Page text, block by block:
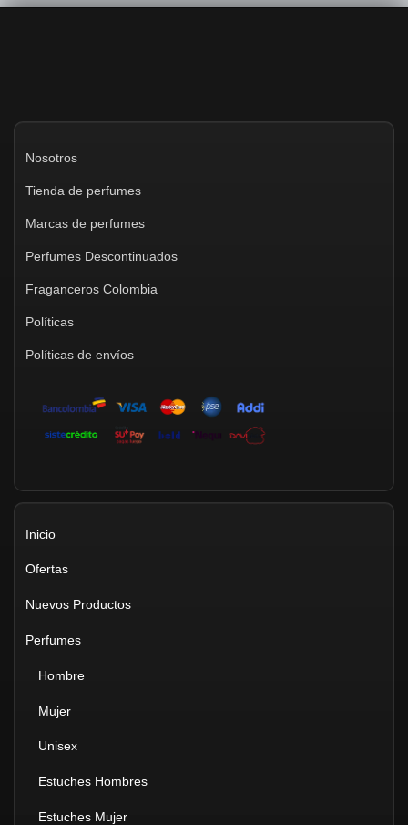
Nosotros
Tienda de perfumes
Marcas de perfumes
Perfumes Descontinuados
Fraganceros Colombia
Políticas
Políticas de envíos
Inicio
Ofertas
Nuevos Productos
Perfumes
Hombre
Mujer
Unisex
Estuches Hombres
Estuches Mujer